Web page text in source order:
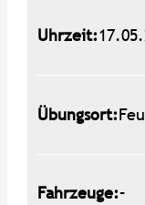
Uhrzeit:
Übungsort:
Fahrzeuge:–